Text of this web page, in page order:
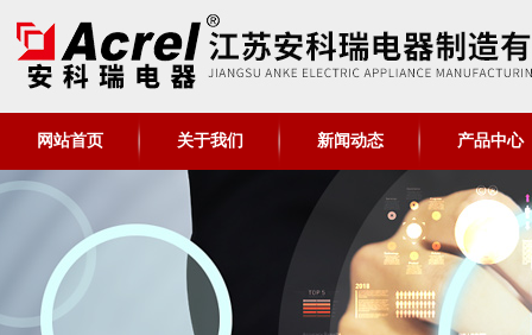
网站首页 关于我们 新闻动态 产品中心